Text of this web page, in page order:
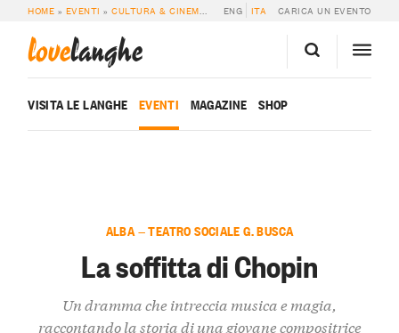
HOME » EVENTI »CULTURA & CINEMA » LA SOFFITTA DI CHOPIN
ENG ITA CARICA UN EVENTO
lovelanghe
VISITA LE LANGHE EVENTI MAGAZINE SHOP
ALBA — TEATRO SOCIALE G. BUSCA
La soffitta di Chopin
Un dramma che intreccia musica e magia,
raccontando la storia di una giovane compositrice